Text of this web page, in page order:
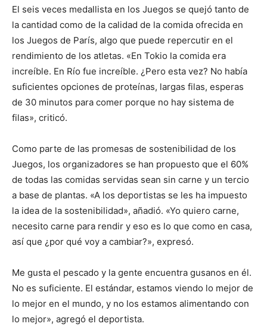
El seis veces medallista en los Juegos se quejó tanto de
la cantidad como de la calidad de la comida ofrecida en
los Juegos de París, algo que puede repercutir en el
rendimiento de los atletas. «En Tokio la comida era
increíble. En Río fue increíble. ¿Pero esta vez? No había
suficientes opciones de proteínas, largas filas, esperas
de 30 minutos para comer porque no hay sistema de
filas», criticó.
Como parte de las promesas de sostenibilidad de los
Juegos, los organizadores se han propuesto que el 60%
de todas las comidas servidas sean sin carne y un tercio
a base de plantas. «A los deportistas se les ha impuesto
la idea de la sostenibilidad», añadió. «Yo quiero carne,
necesito carne para rendir y eso es lo que como en casa,
así que ¿por qué voy a cambiar?», expresó.
Me gusta el pescado y la gente encuentra gusanos en él.
No es suficiente. El estándar, estamos viendo lo mejor de
lo mejor en el mundo, y no los estamos alimentando con
lo mejor», agregó el deportista.